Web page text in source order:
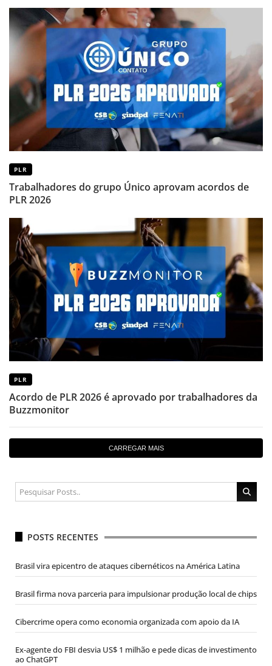
PLR
Trabalhadores do grupo Único aprovam acordos de
PLR 2026
PLR
Acordo de PLR 2026 é aprovado por trabalhadores da
Buzzmonitor
CARREGAR MAIS
POSTS RECENTES
Brasil vira epicentro de ataques cibernéticos na América Latina
Brasil firma nova parceria para impulsionar produção local de chips
Cibercrime opera como economia organizada com apoio da IA
Ex-agente do FBI desvia US$ 1 milhão e pede dicas de investimento
ao ChatGPT